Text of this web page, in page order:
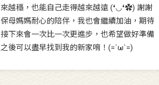
來越穩，也能自己走得越來越遠 (❛◡❛✿) 謝謝
保母媽媽耐心的陪伴，我也會繼續加油，期待
接下來會一次比一次更進步，也希望做好準備
之後可以盡早找到我的新家唷！(=´ω`=)